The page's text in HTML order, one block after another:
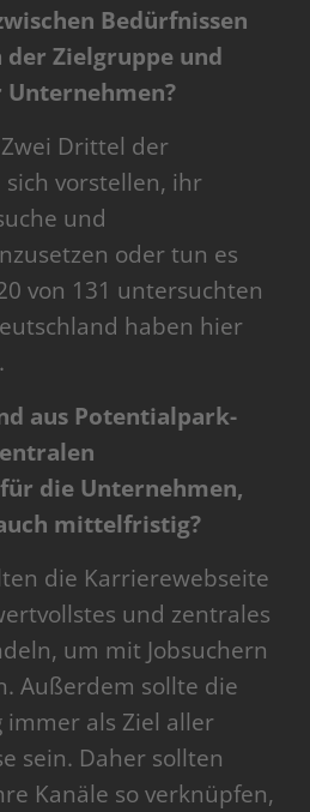
Bedürfnissen
Zielgruppe und
Drittel der
sich vorstellen, ihr
und
oder tun es
von 131 untersuchten
haben hier
aus Potentialpark-
die Unternehmen,
mittelfristig?
die Karrierewebseite
und zentrales
um mit Jobsuchern
Außerdem sollte die
als Ziel aller
sein. Daher sollten
Kanäle so verknüpfen,